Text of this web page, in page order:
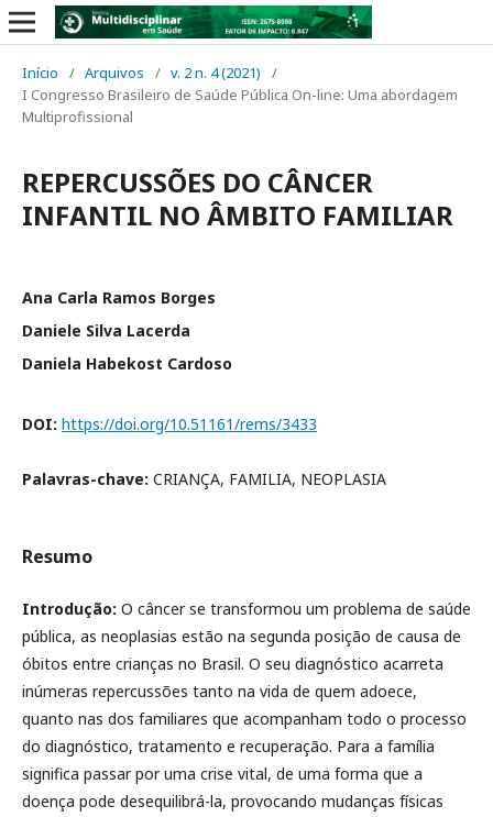
Início / Arquivos / v. 2 n. 4 (2021)
/
I Congresso Brasileiro de Saúde Pública On-line: Uma abordagem
Multiprofissional
REPERCUSSÕES DO CÂNCER
INFANTIL NO ÂMBITO FAMILIAR
Ana Carla Ramos Borges
Daniele Silva Lacerda
Daniela Habekost Cardoso
DOI: https://doi.org/10.51161/rems/3433
Palavras-chave: CRIANÇA, FAMILIA, NEOPLASIA
Resumo
Introdução: O câncer se transformou um problema de saúde
pública, as neoplasias estão na segunda posição de causa de
óbitos entre crianças no Brasil. O seu diagnóstico acarreta
inúmeras repercussões tanto na vida de quem adoece,
quanto nas dos familiares que acompanham todo o processo
do diagnóstico, tratamento e recuperação. Para a família
significa passar por uma crise vital, de uma forma que a
doença pode desequilibrá-la, provocando mudanças físicas